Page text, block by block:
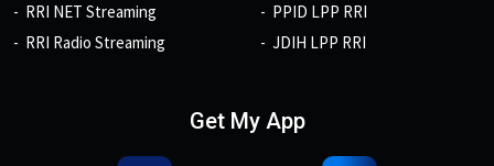
RRI NET Streaming
RRI Radio Streaming
PPID LPP RRI
JDIH LPP RRI
Get My App